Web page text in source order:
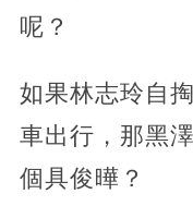
呢？
如果林志玲自
車出行，那黑
個具俊曄？